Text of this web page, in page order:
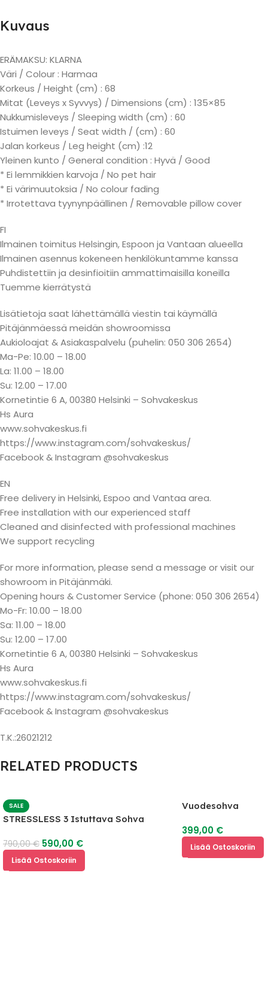
Kuvaus
ERÄMAKSU: KLARNA
Väri / Colour : Harmaa
Korkeus / Height (cm) : 68
Mitat (Leveys x Syvvys) / Dimensions (cm) : 135×85
Nukkumisleveys / Sleeping width (cm) : 60
Istuimen leveys / Seat width / (cm) : 60
Jalan korkeus / Leg height (cm) :12
Yleinen kunto / General condition : Hyvä / Good
* Ei lemmikkien karvoja / No pet hair
* Ei värimuutoksia / No colour fading
* Irrotettava tyynynpäällinen / Removable pillow cover
FI
Ilmainen toimitus Helsingin, Espoon ja Vantaan alueella
Ilmainen asennus kokeneen henkilökuntamme kanssa
Puhdistettiin ja desinfioitiin ammattimaisilla koneilla
Tuemme kierrätystä
Lisätietoja saat lähettämällä viestin tai käymällä
Pitäjänmäessä meidän showroomissa
Aukioloajat & Asiakaspalvelu (puhelin: 050 306 2654)
Ma-Pe: 10.00 – 18.00
La: 11.00 – 18.00
Su: 12.00 – 17.00
Kornetintie 6 A, 00380 Helsinki – Sohvakeskus
Hs Aura
www.sohvakeskus.fi
https://www.instagram.com/sohvakeskus/
Facebook & Instagram @sohvakeskus
EN
Free delivery in Helsinki, Espoo and Vantaa area.
Free installation with our experienced staff
Cleaned and disinfected with professional machines
We support recycling
For more information, please send a message or visit our
showroom in Pitäjänmäki.
Opening hours & Customer Service (phone: 050 306 2654)
Mo-Fr: 10.00 – 18.00
Sa: 11.00 – 18.00
Su: 12.00 – 17.00
Kornetintie 6 A, 00380 Helsinki – Sohvakeskus
Hs Aura
www.sohvakeskus.fi
https://www.instagram.com/sohvakeskus/
Facebook & Instagram @sohvakeskus
T.K.:26021212
RELATED PRODUCTS
SALE
STRESSLESS 3 Istuttava Sohva
790,00€ 590,00 €
Lisää Ostoskoriin
Vuodesohva
399,00 €
Lisää Ostoskoriin